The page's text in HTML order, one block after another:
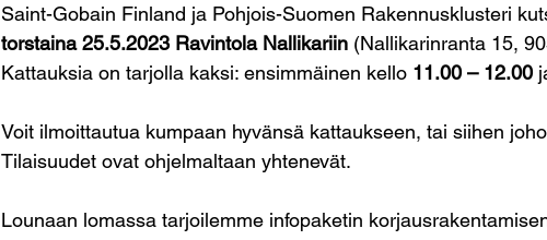
Saint-Gobain Finland ja Pohjois-Suomen Rakennusklusteri
torstaina 25.5.2023 Ravintola Nallikariin (Nallikarinranta 15,
Kattauksia on tarjolla kaksi: ensimmäinen kello 11.00 – 12.00
Voit ilmoittautua kumpaan hyvänsä kattaukseen, tai siihen
Tilaisuudet ovat ohjelmaltaan yhtenevät.
Lounaan lomassa tarjoilemme infopaketin